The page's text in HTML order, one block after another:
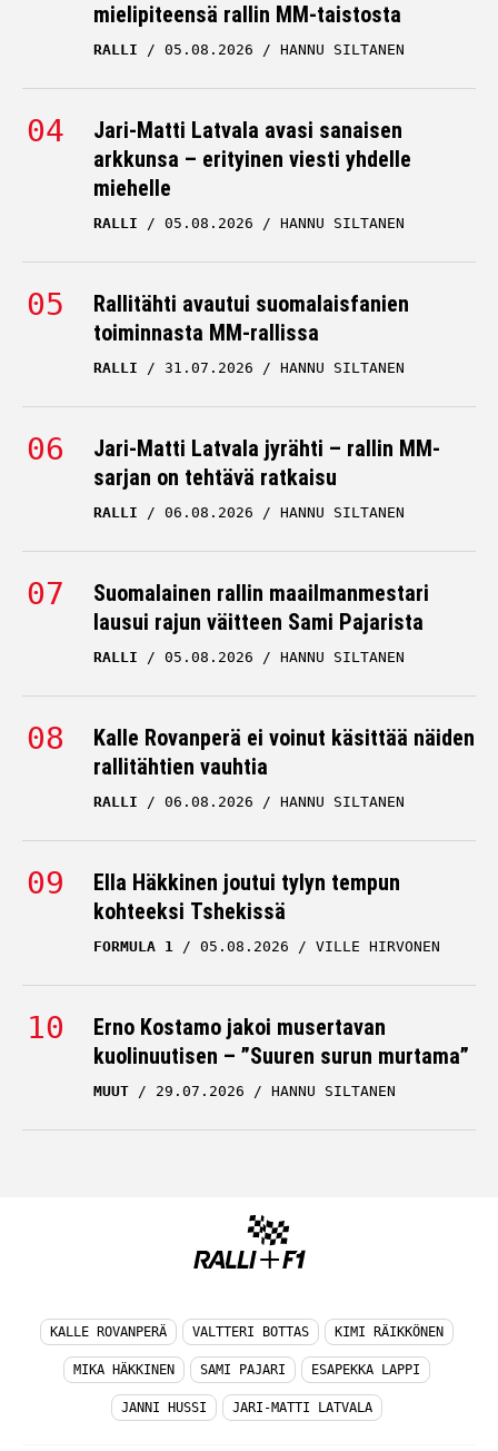
mielipiteensä rallin MM-taistosta
RALLI 05.08.2026 HANNU SILTANEN
Jari-Matti Latvala avasi sanaisen
arkkunsa – erityinen viesti yhdelle
miehelle
RALLI 05.08.2026 HANNU SILTANEN
Rallitähti avautui suomalaisfanien
toiminnasta MM-rallissa
RALLI 31.07.2026 HANNU SILTANEN
Jari-Matti Latvala jyrähti – rallin MM-
sarjan on tehtävä ratkaisu
RALLI 06.08.2026 HANNU SILTANEN
Suomalainen rallin maailmanmestari
lausui rajun väitteen Sami Pajarista
RALLI 05.08.2026 HANNU SILTANEN
Kalle Rovanperä ei voinut käsittää näiden
rallitähtien vauhtia
RALLI 06.08.2026 HANNU SILTANEN
Ella Häkkinen joutui tylyn tempun
kohteeksi Tshekissä
FORMULA 1 05.08.2026 VILLE HIRVONEN
Erno Kostamo jakoi musertavan
kuolinuutisen – ”Suuren surun murtama”
MUUT 29.07.2026 HANNU SILTANEN
KALLE ROVANPERÄ VALTTERI BOTTAS KIMI RÄIKKÖNEN
MIKA HÄKKINEN SAMI PAJARI ESAPEKKA LAPPI
JANNI HUSSI JARI-MATTI LATVALA